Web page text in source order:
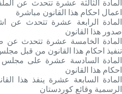
المادة الثالثة عشرة تتحدث عن
اعمال احكام هذا القانون مباشرة
المادة الرابعة عشرة تتحدث عن
صدور هذا القانون
المادة الخامسة عشرة تتحدث عن
تنفيذ احكام هذا القانون من قبل
المادة السادسة عشرة على مجلس
احكام هذا القانون
المادة السابعة عشرة ينفذ هذا
الرسمية وقائع كوردستان